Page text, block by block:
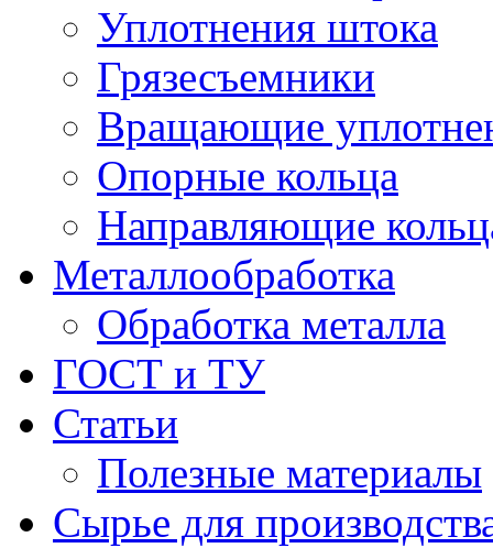
Уплотнения штока
Грязесъемники
Вращающие
Опорные кольца
Направляющие
Металлообработка
Обработка металла
ГОСТ и ТУ
Статьи
Полезные материалы
Сырье для